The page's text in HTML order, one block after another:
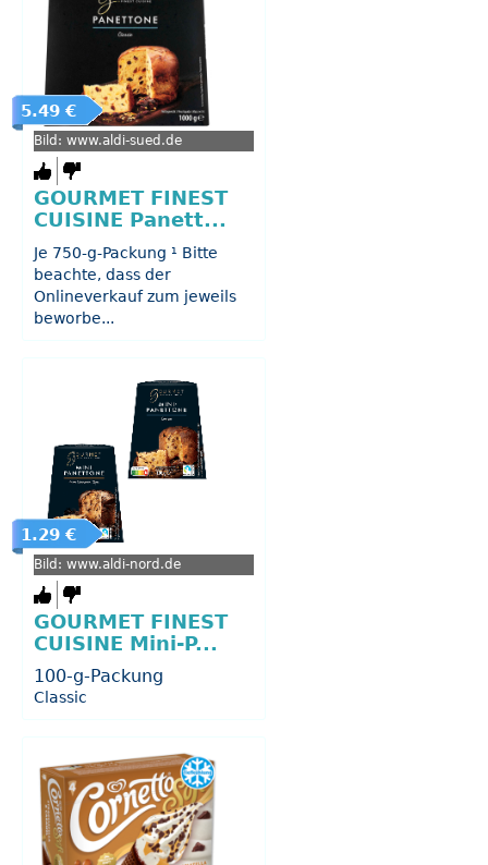
5.49 €
Bild: www.aldi-sued.de
GOURMET FINEST
CUISINE Panett...
Je 750-g-Packung ¹ Bitte
beachte, dass der
Onlineverkauf zum jeweils
beworbe...
1.29 €
Bild: www.aldi-nord.de
GOURMET FINEST
CUISINE Mini-P...
100-g-Packung
Classic